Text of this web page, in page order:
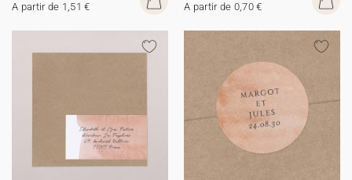
A partir de 1,51 €
A partir de 0,70 €